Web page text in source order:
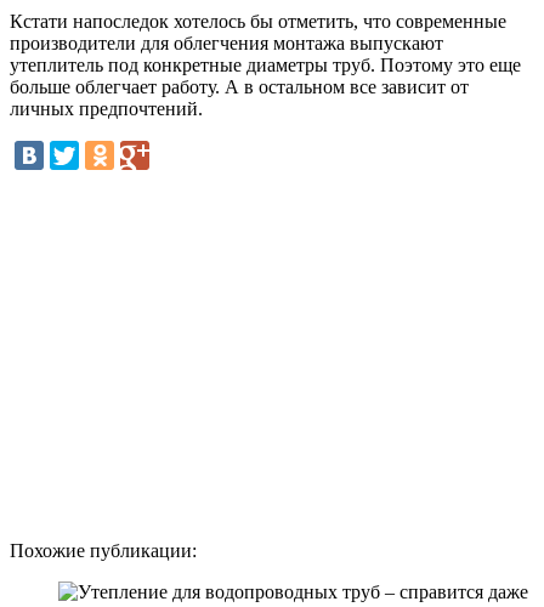
Кстати напоследок хотелось бы отметить, что современные
производители для облегчения монтажа выпускают
утеплитель под конкретные диаметры труб. Поэтому это еще
больше облегчает работу. А в остальном все зависит от
личных предпочтений.
Похожие публикации: